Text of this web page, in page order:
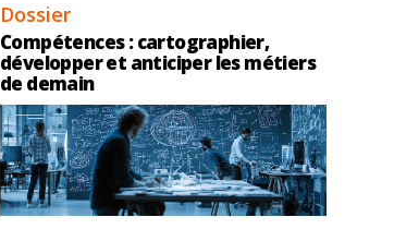
Dossier
Compétences : cartographier,
développer et anticiper les métiers
de demain